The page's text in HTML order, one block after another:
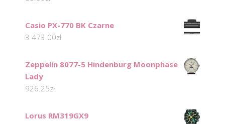
Casio PX-770 BK Czarne
3 473.00zł
Zeppelin 8077-5 Hindenburg Moonphase
Lady
926.25zł
Lorus RM319GX9